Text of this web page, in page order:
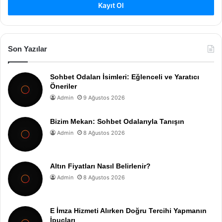
Kayıt Ol
Son Yazılar
Sohbet Odaları İsimleri: Eğlenceli ve Yaratıcı
Öneriler
Admin 9 Ağustos 2026
Bizim Mekan: Sohbet Odalarıyla Tanışın
Admin 8 Ağustos 2026
Altın Fiyatları Nasıl Belirlenir?
Admin 8 Ağustos 2026
E İmza Hizmeti Alırken Doğru Tercihi Yapmanın
İpuçları